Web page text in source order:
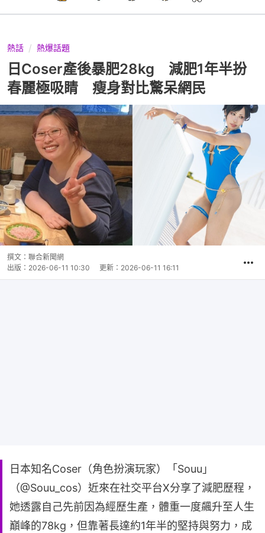
熱話 熱爆話題
日Coser產後暴肥28kg 減肥1年半扮
春麗極吸睛 瘦身對比驚呆網民
撰文： 聯合新聞網
出版： 2026-06-11 10:30 更新： 2026-06-11 16:11
日本知名Coser（角色扮演玩家）「Souu」
（@Souu_cos）近來在社交平台X分享了減肥歷程，
她透露自己先前因為經歷生產，體重一度飆升至人生
巔峰的78kg，但靠著長達約1年半的堅持與努力，成